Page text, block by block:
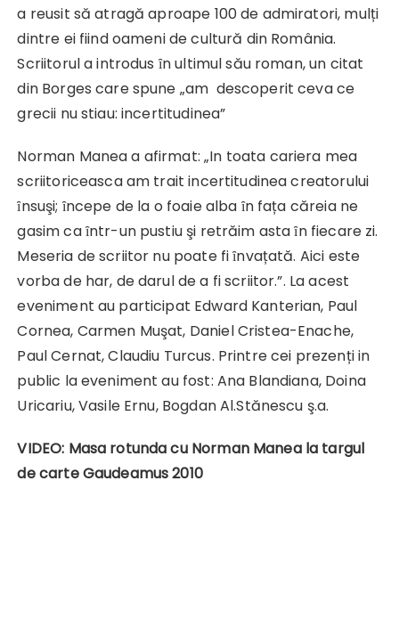
a reusit să atragă aproape 100 de admiratori, mulți
dintre ei fiind oameni de cultură din România.
Scriitorul a introdus ȋn ultimul său roman, un citat
din Borges care spune „am descoperit ceva ce
grecii nu stiau: incertitudinea”
Norman Manea a afirmat: „In toata cariera mea
scriitoriceasca am trait incertitudinea creatorului
ȋnsuşi; ȋncepe de la o foaie alba ȋn fața căreia ne
gasim ca ȋntr-un pustiu şi retrăim asta ȋn fiecare zi.
Meseria de scriitor nu poate fi ȋnvațată. Aici este
vorba de har, de darul de a fi scriitor.”. La acest
eveniment au participat Edward Kanterian, Paul
Cornea, Carmen Muşat, Daniel Cristea-Enache,
Paul Cernat, Claudiu Turcus. Printre cei prezenți in
public la eveniment au fost: Ana Blandiana, Doina
Uricariu, Vasile Ernu, Bogdan Al.Stănescu ş.a.
VIDEO: Masa rotunda cu Norman Manea la targul
de carte Gaudeamus 2010